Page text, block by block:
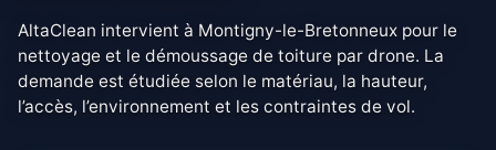
AltaClean intervient à Montigny-le-Bretonneux pour le
nettoyage et le démoussage de toiture par drone. La
demande est étudiée selon le matériau, la hauteur,
l’accès, l’environnement et les contraintes de vol.